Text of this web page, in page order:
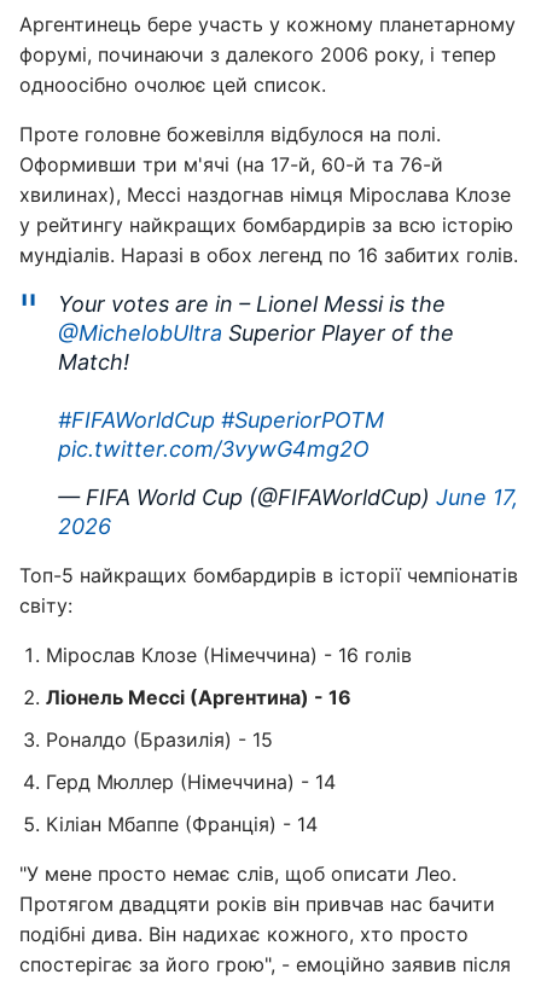
Аргентинець бере участь у кожному планетарному
форумі, починаючи з далекого 2006 року, і тепер
одноосібно очолює цей список.
Проте головне божевілля відбулося на полі.
Оформивши три м'ячі (на 17-й, 60-й та 76-й
хвилинах), Мессі наздогнав німця Мірослава Клозе
у рейтингу найкращих бомбардирів за всю історію
мундіалів. Наразі в обох легенд по 16 забитих голів.
Your votes are in – Lionel Messi is the
@MichelobUltra Superior Player of the
Match!
#FIFAWorldCup #SuperiorPOTM
pic.twitter.com/3vywG4mg2O
— FIFA World Cup (@FIFAWorldCup) June 17,
2026
Топ-5 найкращих бомбардирів в історії чемпіонатів
світу:
Мірослав Клозе (Німеччина) - 16 голів
Ліонель Мессі (Аргентина) - 16
Роналдо (Бразилія) - 15
Герд Мюллер (Німеччина) - 14
Кіліан Мбаппе (Франція) - 14
"У мене просто немає слів, щоб описати Лео.
Протягом двадцяти років він привчав нас бачити
подібні дива. Він надихає кожного, хто просто
спостерігає за його грою", - емоційно заявив після